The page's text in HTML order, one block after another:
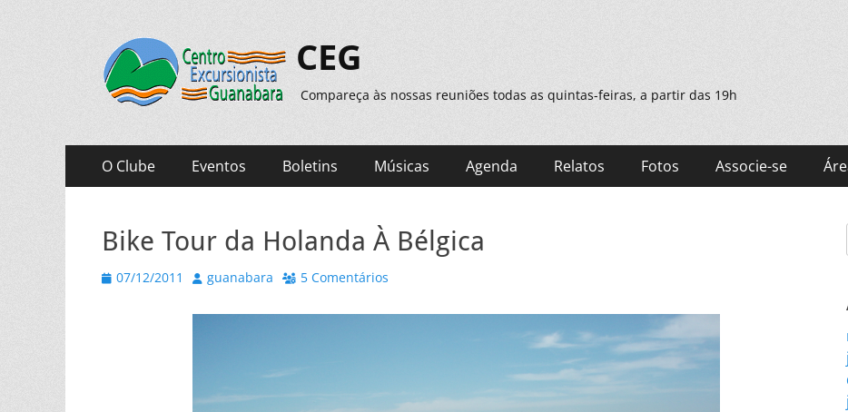
CEG
Compareça às nossas reuniões todas as quintas-feiras, a partir das 19h
Menu
principal
para
O Clube Eventos Boletins Músicas Agenda Relatos Fotos Associe-se
Bike Tour da Holanda À Bélgica
Posted
07/12/2011 Autorguanabara 5 Comentários